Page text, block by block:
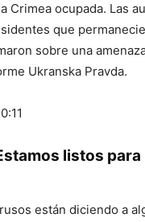
Crimea ocupada. Las
que
sobre una
Ukranska Pravda.
listos para
están diciendo a